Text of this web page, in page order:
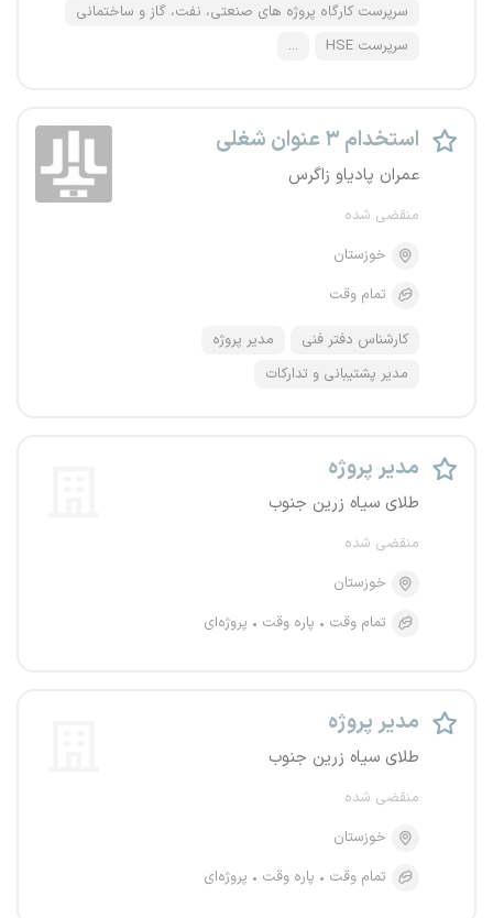
سرپرست کارگاه پروژه های صنعتی، نفت، گاز و ساختمانی
سرپرست HSE
...
استخدام ۳ عنوان شغلی
عمران پادیاو زاگرس
منقضی شده
خوزستان
تمام وقت
کارشناس دفتر فنی
مدیر پروژه
مدیر پشتیبانی و تدارکات
مدیر پروژه
طلای سیاه زرین جنوب
منقضی شده
خوزستان
تمام وقت
پاره وقت پروژه‌ای
مدیر پروژه
طلای سیاه زرین جنوب
منقضی شده
خوزستان
تمام وقت
پاره وقت پروژه‌ای